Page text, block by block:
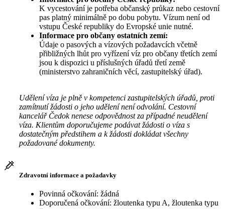
K vycestování je potřeba občanský průkaz nebo cestovní
pas platný minimálně po dobu pobytu. Vízum není od
vstupu České republiky do Evropské unie nutné.
Informace pro občany ostatních zemí:
Údaje o pasových a vízových požadavcích včetně
přibližných lhůt pro vyřízení víz pro občany třetích zemí
jsou k dispozici u příslušných úřadů třetí země
(ministerstvo zahraničních věcí, zastupitelský úřad).
Udělení víza je plně v kompetenci zastupitelských úřadů, proti
zamítnutí žádosti o jeho udělení není odvolání. Cestovní
kancelář Čedok nenese odpovědnost za případné neudělení
víza. Klientům doporučujeme podávat žádosti o víza s
dostatečným předstihem a k žádosti dokládat všechny
požadované dokumenty.
Zdravotní informace a požadavky
Povinná očkování: žádná
Doporučená očkování: žloutenka typu A, žloutenka typu